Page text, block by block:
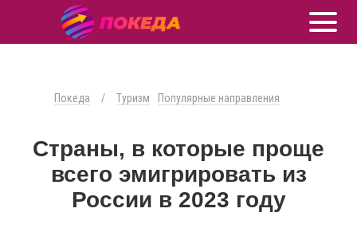
Покеда / Туризм Популярные направления
Страны, в которые проще
всего эмигрировать из
России в 2023 году